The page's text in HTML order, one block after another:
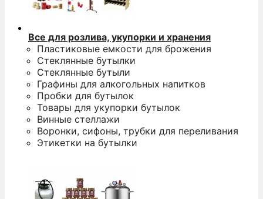
Все для розлива, укупорки и хранения
Пластиковые емкости для брожения
Стеклянные бутылки
Стеклянные бутыли
Графины для алкогольных напитков
Пробки для бутылок
Товары для укупорки бутылок
Винные стеллажи
Воронки, сифоны, трубки для переливания
Этикетки на бутылки